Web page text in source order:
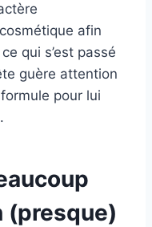
afin
qui s’est passé
guère attention
pour lui
(presque)